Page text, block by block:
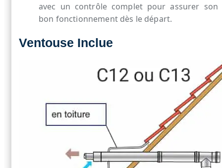
avec un contrôle complet pour assurer son
bon fonctionnement dès le départ.
Ventouse Inclue